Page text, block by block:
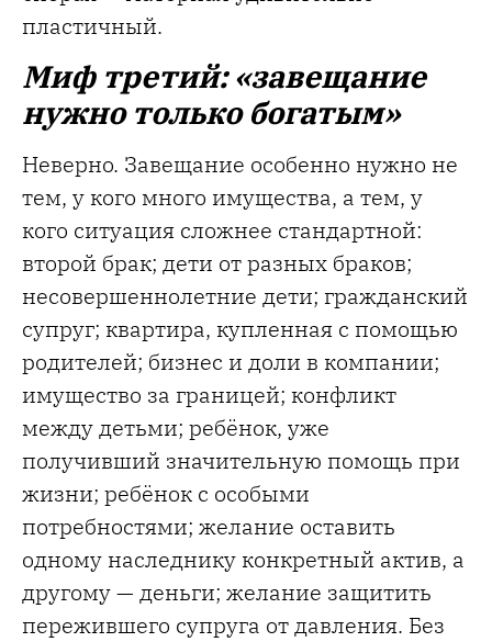
пластичный.
Миф третий: «завещание
нужно только богатым»
Неверно. Завещание особенно нужно не
тем, у кого много имущества, а тем, у
кого ситуация сложнее стандартной:
второй брак; дети от разных браков;
несовершеннолетние дети; гражданский
супруг; квартира, купленная с помощью
родителей; бизнес и доли в компании;
имущество за границей; конфликт
между детьми; ребёнок, уже
получивший значительную помощь при
жизни; ребёнок с особыми
потребностями; желание оставить
одному наследнику конкретный актив, а
другому — деньги; желание защитить
пережившего супруга от давления. Без